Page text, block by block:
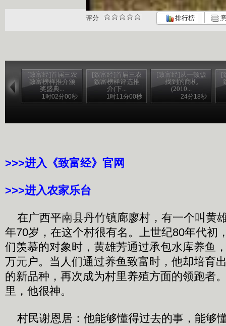
评分 排行榜
[致富经]首届三农
致富榜样推介颁
奖盛典...
1时02分00秒
[致富经]首届三农
致富榜样评选推
介(下...
1时11分00秒
[致富经]从一顿饭
找到的商机
(2010...
24分18秒
[
>>>进入《致富经》官网
>>>进入农家乐台
在广西平南县丹竹镇廊廖村，有一个叫黄
年70岁，在这个村很有名。上世纪80年代初
们羡慕的对象时，黄雄芳通过承包水库养鱼
万元户。当人们通过养鱼致富时，他却培育
的新品种，再次成为村里养殖方面的领跑者
里，他很神。
村民谢恩居：他能够懂得过去的事，能够